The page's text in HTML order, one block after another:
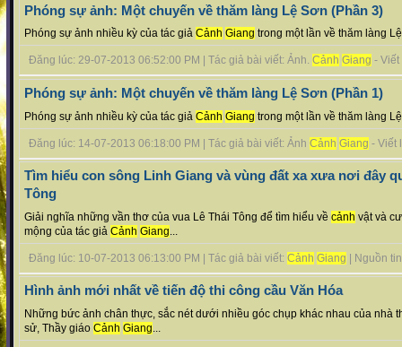
Phóng sự ảnh: Một chuyến về thăm làng Lệ Sơn (Phần 3)
Phóng sự ảnh nhiều kỳ của tác giả Cảnh Giang trong một lần về thăm làng
Đăng lúc: 29-07-2013 06:52:00 PM | Tác giả bài viết: Ảnh. Cảnh Giang -
Phóng sự ảnh: Một chuyến về thăm làng Lệ Sơn (Phần 1)
Phóng sự ảnh nhiều kỳ của tác giả Cảnh Giang trong một lần về thăm làng
Đăng lúc: 14-07-2013 06:18:00 PM | Tác giả bài viết: Ảnh Cảnh Giang - Viết
Tìm hiểu con sông Linh Giang và vùng đất xa xưa nơi đây
Tông
Giải nghĩa những vần thơ của vua Lê Thái Tông để tìm hiểu về cảnh vật và
mộng của tác giả Cảnh Giang
Đăng lúc: 10-07-2013 06:13:00 PM | Tác giả bài viết: Cảnh Giang | Nguồn
Hình ảnh mới nhất về tiến độ thi công cầu Văn Hóa
Những bức ảnh chân thực, sắc nét dưới nhiều góc chụp khác nhau của nhà
sử, Thầy giáo Cảnh Giang...